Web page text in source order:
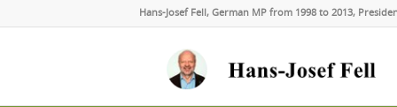
Hans-Josef Fell, German MP from 1998 to 2013,